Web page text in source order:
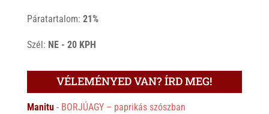
Páratartalom: 21%
Szél: NE - 20 KPH
VÉLEMÉNYED VAN? ÍRD MEG!
Manitu- BORJÚAGY – paprikás szószban